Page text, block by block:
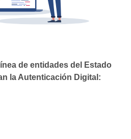
de entidades del Estado
la Autenticación Digital: